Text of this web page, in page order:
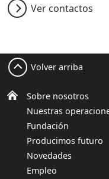
Ver contactos
Sobre nosotros
Nuestras
Fundación
Producimos futuro
Novedades
Empleo
Volver arriba